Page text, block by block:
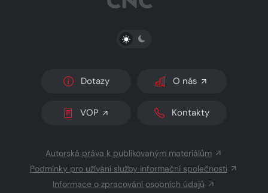
PŘEPNOUT SVĚTLÝ/TMAVÝ REŽIM
Dotazy O nás
VOP Kontakty
Autorská práva k publikovaným materiálům
Podmínky pro užívání služby informační společnosti
Informace o zpracování osobních údajů